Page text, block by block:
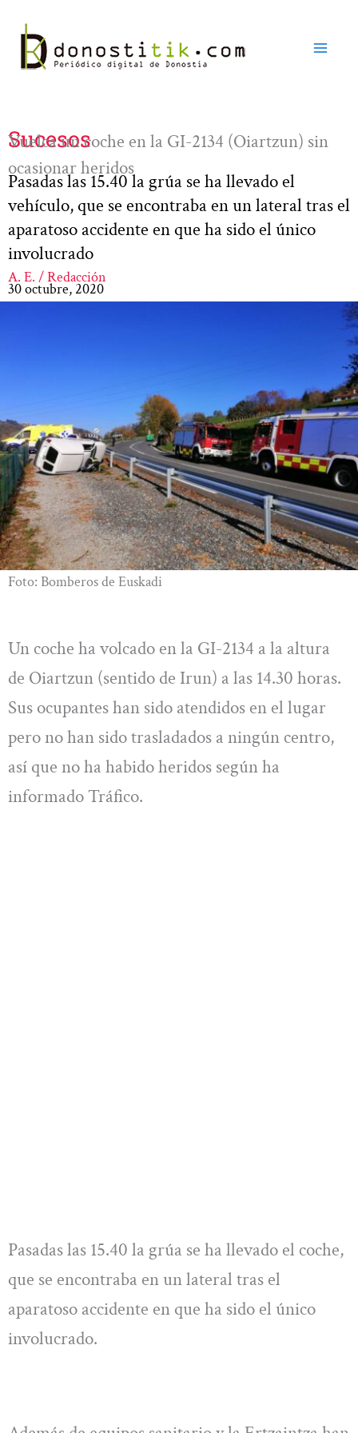
contenido
Sucesos
Vuelca un coche en la GI-2134 (Oiartzun) sin
ocasionar heridos
Pasadas las 15.40 la grúa se ha llevado el
vehículo, que se encontraba en un lateral tras el
aparatoso accidente en que ha sido el único
involucrado
A. E. / Redacción
30 octubre, 2020
Foto: Bomberos de Euskadi
Un coche ha volcado en la GI-2134 a la altura
de Oiartzun (sentido de Irun) a las 14.30 horas.
Sus ocupantes han sido atendidos en el lugar
pero no han sido trasladados a ningún centro,
así que no ha habido heridos según ha
informado Tráfico.
Pasadas las 15.40 la grúa se ha llevado el coche,
que se encontraba en un lateral tras el
aparatoso accidente en que ha sido el único
involucrado.